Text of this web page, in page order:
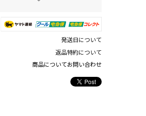
発送日について
返品特約について
商品についてお問い合わせ